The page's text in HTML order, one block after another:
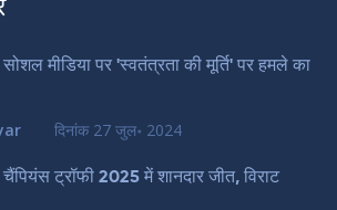
मीडिया पर 'स्वतंत्रता की मूर्ति' पर हमले का
दिनांक 27 जुल॰ 2024
चैंपियंस ट्रॉफी 2025 में शानदार जीत, विराट